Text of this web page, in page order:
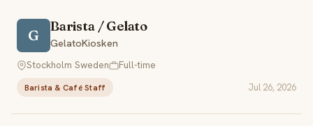
G
Barista / Gelato
GelatoKiosken
Stockholm Sweden
Full-time
Barista & Café Staff Jul 26, 2026